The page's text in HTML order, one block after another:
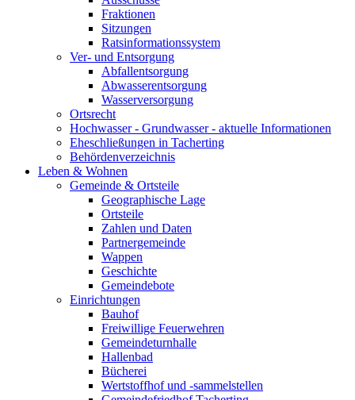
Fraktionen
Sitzungen
Ratsinformationssystem
Ver- und Entsorgung
Abfallentsorgung
Abwasserentsorgung
Wasserversorgung
Ortsrecht
Hochwasser - Grundwasser - aktuelle Informationen
Eheschließungen in Tacherting
Behördenverzeichnis
Leben & Wohnen
Gemeinde & Ortsteile
Geographische Lage
Ortsteile
Zahlen und Daten
Partnergemeinde
Wappen
Geschichte
Gemeindebote
Einrichtungen
Bauhof
Freiwillige Feuerwehren
Gemeindeturnhalle
Hallenbad
Bücherei
Wertstoffhof und -sammelstellen